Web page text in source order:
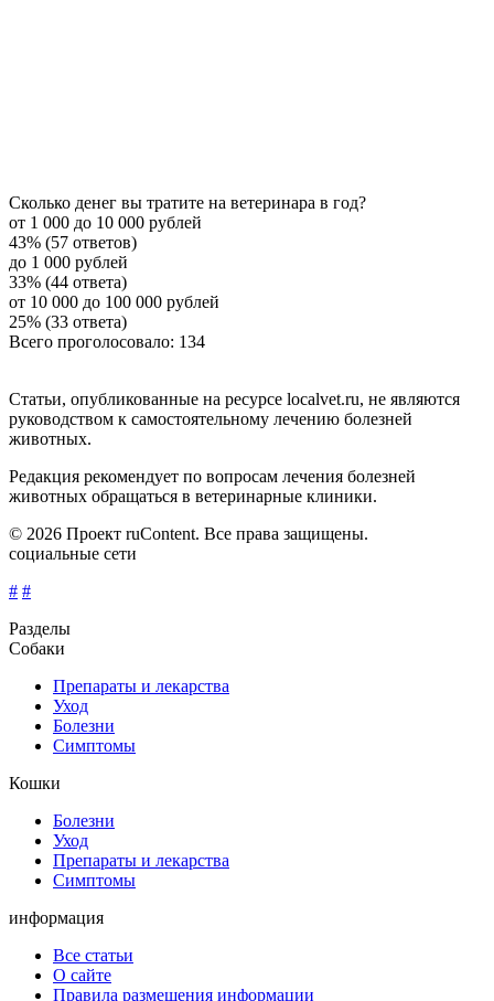
Сколько денег вы тратите на ветеринара в год?
от 1 000 до 10 000 рублей
43% (57 ответов)
до 1 000 рублей
33% (44 ответа)
от 10 000 до 100 000 рублей
25% (33 ответа)
Всего проголосовало: 134
Статьи, опубликованные на ресурсе localvet.ru, не являются
руководством к самостоятельному лечению болезней
животных.
Редакция рекомендует по вопросам лечения болезней
животных обращаться в ветеринарные клиники.
© 2026 Проект ruContent. Все права защищены.
социальные сети
# #
Разделы
Собаки
Препараты и лекарства
Уход
Болезни
Симптомы
Кошки
Болезни
Уход
Препараты и лекарства
Симптомы
информация
Все статьи
О сайте
Правила размещения информации